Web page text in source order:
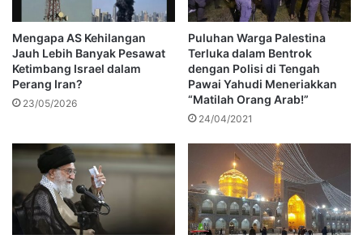
Mengapa AS Kehilangan
Jauh Lebih Banyak Pesawat
Ketimbang Israel dalam
Perang Iran?
23/05/2026
Puluhan Warga Palestina
Terluka dalam Bentrok
dengan Polisi di Tengah
Pawai Yahudi Meneriakkan
“Matilah Orang Arab!”
24/04/2021